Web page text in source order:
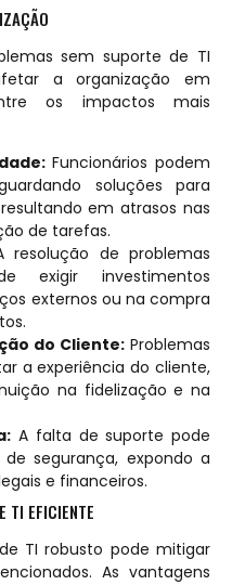
sem suporte de TI
a organização em
os impactos mais
Funcionários podem
soluções para
em atrasos nas
de tarefas.
resolução de problemas
exigir investimentos
externos ou na compra
do Cliente: Problemas
a experiência do cliente,
na fidelização e na
A falta de suporte pode
segurança, expondo a
e financeiros.
TI EFICIENTE
TI robusto pode mitigar
As vantagens